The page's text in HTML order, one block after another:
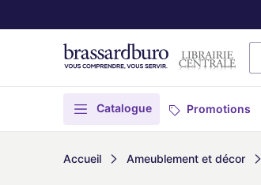
Catalogue Promotions
Accueil Ameublement et décor